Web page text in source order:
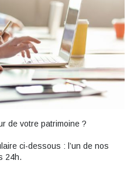
de votre patrimoine ?
ci-dessous : l’un de nos
24h.